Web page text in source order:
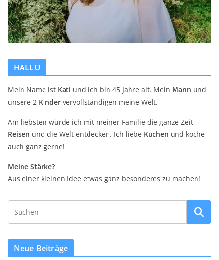
HALLO
Mein Name ist Kati und ich bin 45 Jahre alt. Mein Mann und
unsere 2 Kinder vervollständigen meine Welt.
Am liebsten würde ich mit meiner Familie die ganze Zeit
Reisen und die Welt entdecken. Ich liebe Kuchen und koche
auch ganz gerne!
Meine Stärke?
Aus einer kleinen Idee etwas ganz besonderes zu machen!
Neue Beiträge